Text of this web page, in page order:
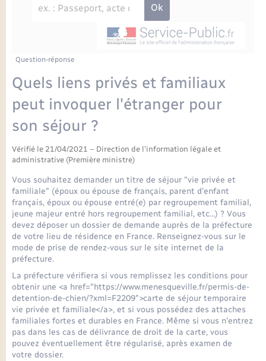
Projet nouveau groupe scolaire
Articles de presse
Avancement des travaux de l’école
Etat-civil - Papiers - Citoyenneté
Parrainage civil
Recensement
Loisirs
Nouvel habitant
Numérique
Organisation d’événement
Sécurité - Prévention
Seniors
Transports
Transports scolaires
Voirie et espace public
Travaux - Autorisation d’occupation de l’espace
Comptes rendus de conseils
Délibérations du conseil municipal
Arrêtés municipaux
Budget
Actualités
Mariage/PACS – Naissance – Décès
Publications
Agenda
Commerces - Entreprises - Emploi
Plan interactif
La Communauté de communes
Formations - Offre d'emploi
INFOS COMMUNAUTE DE COMMUNE
Question-réponse
Quels liens privés et familiaux
peut invoquer l'étranger pour
son séjour ?
Vérifié le 21/04/2021 – Direction de l'information légale et
administrative (Première ministre)
Vous souhaitez demander un titre de séjour "vie privée et
familiale" (époux ou épouse de français, parent d'enfant
français, époux ou épouse entré(e) par regroupement familial,
jeune majeur entré hors regroupement familial, etc…) ? Vous
devez déposer un dossier de demande auprès de la préfecture
de votre lieu de résidence en France. Renseignez-vous sur le
mode de prise de rendez-vous sur le site internet de la
préfecture.
La préfecture vérifiera si vous remplissez les conditions pour
obtenir une <a href="https://www.menesqueville.fr/permis-de-
detention-de-chien/?xml=F2209">carte de séjour temporaire
vie privée et familiale</a>, et si vous possédez des attaches
familiales fortes et durables en France. Même si vous n'entrez
pas dans les cas de délivrance de droit de la carte, vous
pouvez éventuellement être régularisé, après examen de
votre dossier.